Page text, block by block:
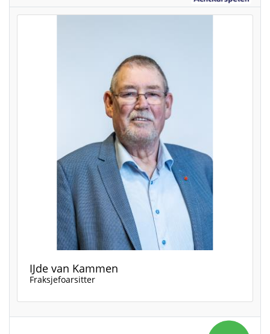
IJde van Kammen
Fraksjefoarsitter